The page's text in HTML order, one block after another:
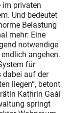
im privaten
Und bedeutet
Belastung
mehr: Eine
notwendige
angehen.
für
dabei auf der
liegen“, betont
Kathrin Gaál
springt